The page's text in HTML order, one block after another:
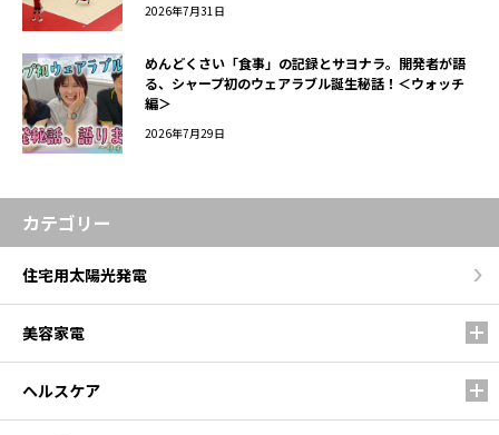
2026年7月31日
めんどくさい「食事」の記録とサヨナラ。開発者が語
る、シャープ初のウェアラブル誕生秘話！＜ウォッチ
編＞
2026年7月29日
カテゴリー
住宅用太陽光発電
美容家電
ヘルスケア